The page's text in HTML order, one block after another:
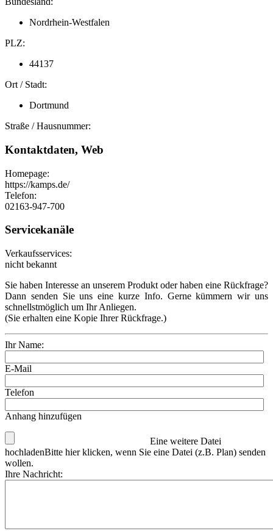
Nordrhein-Westfalen
PLZ:
44137
Ort / Stadt:
Dortmund
Straße / Hausnummer:
Kontaktdaten, Web
Homepage:
https://kamps.de/
Telefon:
02163-947-700
Servicekanäle
Verkaufsservices:
nicht bekannt
Sie haben Interesse an unserem Produkt oder haben eine Rückfrage?
Dann senden Sie uns eine kurze Info. Gerne kümmern wir uns
schnellstmöglich um Ihr Anliegen.
(Sie erhalten eine Kopie Ihrer Rückfrage.)
Ihr Name:
E-Mail
Telefon
Anhang hinzufügen
Eine weitere Datei
hochladenBitte hier klicken, wenn Sie eine Datei (z.B. Plan) senden
wollen.
Ihre Nachricht: